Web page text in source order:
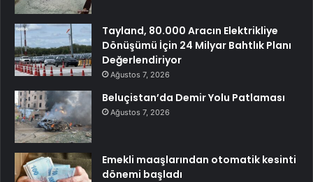
Tayland, 80.000 Aracın Elektrikliye
Dönüşümü İçin 24 Milyar Bahtlık Planı
Değerlendiriyor
Ağustos 7, 2026
Beluçistan’da Demir Yolu Patlaması
Ağustos 7, 2026
Emekli maaşlarından otomatik kesinti
dönemi başladı